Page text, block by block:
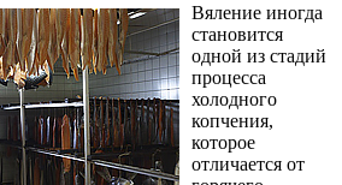
Вяление иногда
становится
одной из стадий
процесса
холодного
копчения,
которое
отличается от